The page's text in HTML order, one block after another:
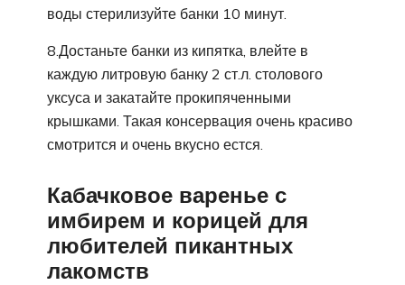
воды стерилизуйте банки 10 минут.
8.Достаньте банки из кипятка, влейте в
каждую литровую банку 2 ст.л. столового
уксуса и закатайте прокипяченными
крышками. Такая консервация очень красиво
смотрится и очень вкусно естся.
Кабачковое варенье с
имбирем и корицей для
любителей пикантных
лакомств